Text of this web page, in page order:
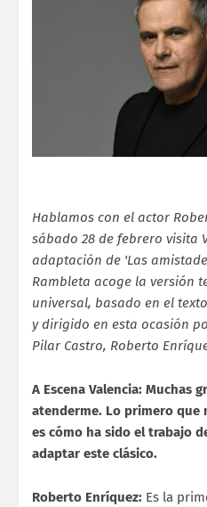
Hablamos con el actor
sábado 28 de febrero visita
adaptación de 'Las
Rambleta acoge la versión
universal, basado en el
y dirigido en esta ocasión
Pilar Castro, Roberto
A Escena Valencia: Muchas
atenderme. Lo primero que
es cómo ha sido el trabajo
adaptar este clásico.
Roberto Enríquez: Es la